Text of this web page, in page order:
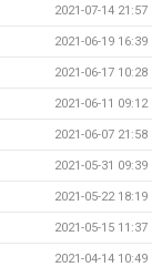
2021-07-14 21:57
2021-06-19 16:39
2021-06-17 10:28
2021-06-11 09:12
2021-06-07 21:58
2021-05-31 09:39
2021-05-22 18:19
2021-05-15 11:37
2021-04-14 10:49